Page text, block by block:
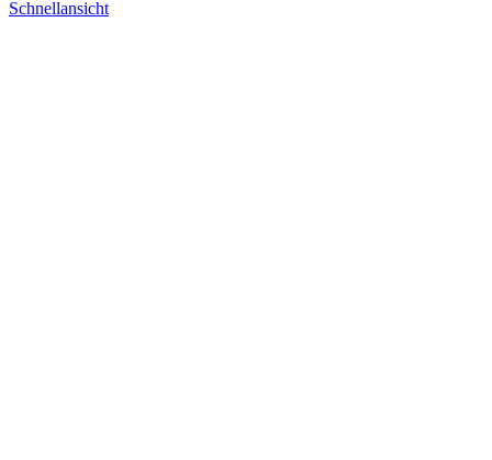
Schnellansicht